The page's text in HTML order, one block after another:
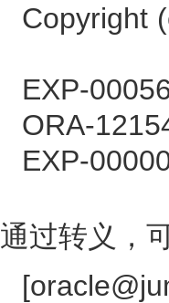
Copyright
EXP-
ORA-
EXP-
通过转义，